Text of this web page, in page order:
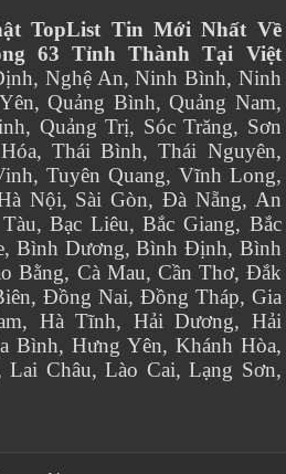
TopList Tin Mới Nhất Về
63 Tỉnh Thành Tại Việt
Nghệ An, Ninh Bình, Ninh
Quảng Bình, Quảng Nam,
Quảng Trị, Sóc Trăng, Sơn
Thái Bình, Thái Nguyên,
Tuyên Quang, Vĩnh Long,
Nội, Sài Gòn, Đà Nẵng, An
Bạc Liêu, Bắc Giang, Bắc
Bình Dương, Bình Định, Bình
Bằng, Cà Mau, Cần Thơ, Đắk
Đồng Nai, Đồng Tháp, Gia
Hà Tĩnh, Hải Dương, Hải
Bình, Hưng Yên, Khánh Hòa,
Châu, Lào Cai, Lạng Sơn,